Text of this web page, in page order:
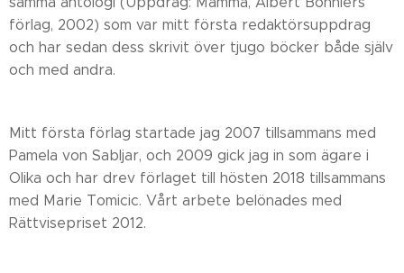
förlag, 2002) som var mitt första redaktörsuppdrag
och har sedan dess skrivit över tjugo böcker både själv
och med andra.
Mitt första förlag startade jag 2007 tillsammans med
Pamela von Sabljar, och 2009 gick jag in som ägare i
Olika och har drev förlaget till hösten 2018 tillsammans
med Marie Tomicic. Vårt arbete belönades med
Rättvisepriset 2012.